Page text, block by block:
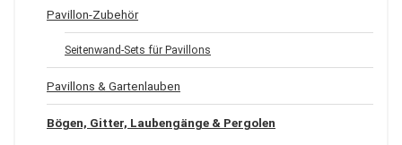
Pavillon-Zubehör
Seitenwand-Sets für Pavillons
Pavillons & Gartenlauben
Bögen, Gitter, Laubengänge & Pergolen